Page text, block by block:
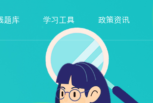
题库 学习工具 政策资讯